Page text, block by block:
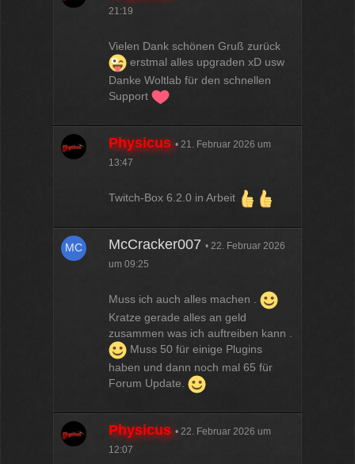
Woltlab und Plugins und Designs
auch so um locker flockig 50-60 €
ätzend, wie schnell alles
einem aus der Tasche gezogen
McCracker007
wenn man innerhalb 2 Jahre das
die hälfte .
11:18
21:19
Vielen Dank schönen Gruß zurück
erstmal alles upgraden xD usw
Danke Woltlab für den schnellen
Support
Physicus
21. Februar 2026 um
13:47
Twitch-Box 6.2.0 in Arbeit
McCracker007
22. Februar 2026
um 09:25
Muss ich auch alles machen .
Kratze gerade alles an geld
zusammen was ich auftreiben kann .
Muss 50 für einige Plugins
haben und dann noch mal 65 für
Forum Update.
Physicus
22. Februar 2026 um
12:07